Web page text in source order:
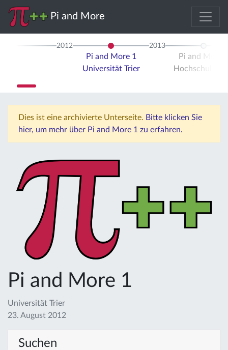
Pi and More
2012
Pi and More 1
Universität Trier
2013
Pi and More
Hochschule
Dies ist eine archivierte Unterseite. Bitte klicken Sie
hier, um mehr über Pi and More 1 zu erfahren.
Pi and More 1
Universität Trier
23. August 2012
Suchen